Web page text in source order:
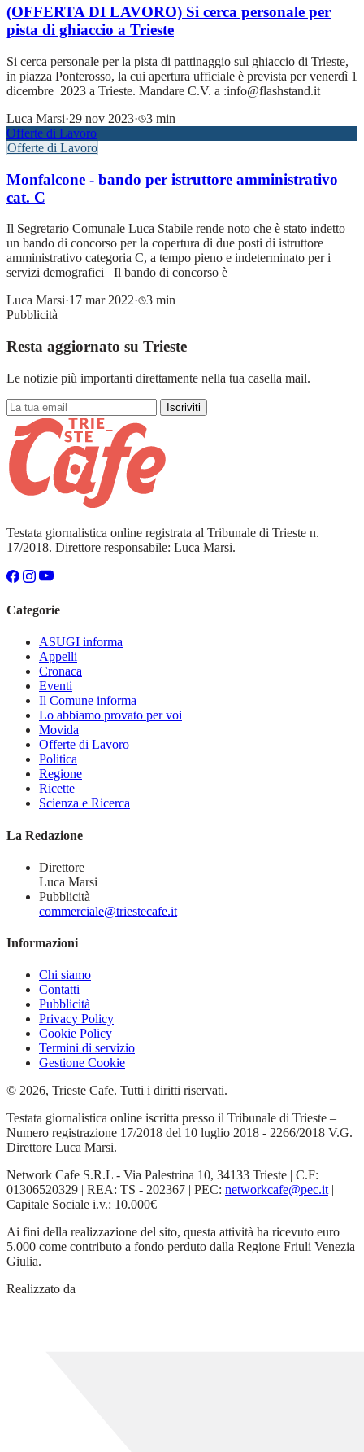
(OFFERTA DI LAVORO) Si cerca personale per
pista di ghiaccio a Trieste
Si cerca personale per la pista di pattinaggio sul ghiaccio di Trieste,
in piazza Ponterosso, la cui apertura ufficiale è prevista per venerdì 1
dicembre 2023 a Trieste. Mandare C.V. a :info@flashstand.it
Luca Marsi·29 nov 2023·
3 min
Offerte di Lavoro
Offerte di Lavoro
Monfalcone - bando per istruttore amministrativo
cat. C
Il Segretario Comunale Luca Stabile rende noto che è stato indetto
un bando di concorso per la copertura di due posti di istruttore
amministrativo categoria C, a tempo pieno e indeterminato per i
servizi demografici Il bando di concorso è
Luca Marsi·17 mar 2022·
3 min
Pubblicità
Resta aggiornato su Trieste
Le notizie più importanti direttamente nella tua casella mail.
Iscriviti
Testata giornalistica online registrata al Tribunale di Trieste n.
17/2018. Direttore responsabile: Luca Marsi.
Categorie
ASUGI informa
Appelli
Cronaca
Eventi
Il Comune informa
Lo abbiamo provato per voi
Movida
Offerte di Lavoro
Politica
Regione
Ricette
Scienza e Ricerca
La Redazione
Direttore
Luca Marsi
Pubblicità
commerciale@triestecafe.it
Informazioni
Chi siamo
Contatti
Pubblicità
Privacy Policy
Cookie Policy
Termini di servizio
Gestione Cookie
© 2026, Trieste Cafe. Tutti i diritti riservati.
Testata giornalistica online iscritta presso il Tribunale di Trieste –
Numero registrazione 17/2018 del 10 luglio 2018 - 2266/2018 V.G.
Direttore Luca Marsi.
Network Cafe S.R.L - Via Palestrina 10, 34133 Trieste | C.F:
01306520329 | REA: TS - 202367 | PEC: networkcafe@pec.it |
Capitale Sociale i.v.: 10.000€
Ai fini della realizzazione del sito, questa attività ha ricevuto euro
5.000 come contributo a fondo perduto dalla Regione Friuli Venezia
Giulia.
Realizzato da